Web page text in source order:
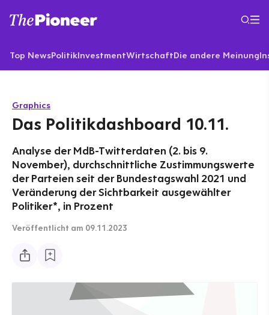
Top NewsPolitikInvestmentWirtschaftDie andere Meinung
Graphics
Das Politikdashboard 10.11.
Analyse der MdB-Twitterdaten (2. bis 9.
November), durchschnittliche Zustimmungswerte
der Parteien seit der Bundestagswahl 2021 und
Veränderung der Sichtbarkeit ausgewählter
Politiker*, in Prozent
Veröffentlicht am 09.11.2023